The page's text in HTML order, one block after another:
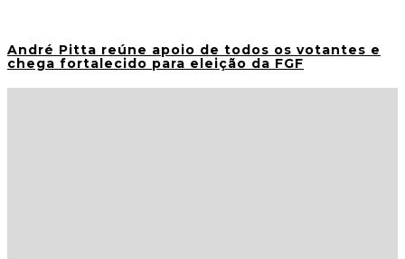
André Pitta reúne apoio de todos os votantes e
chega fortalecido para eleição da FGF